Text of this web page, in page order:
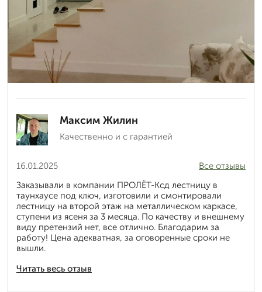
Максим Жилин
Качественно и с гарантией
16.01.2025
Читать весь отзыв
Все отзывы
Заказывали в компании ПРОЛЁТ-Ксд лестницу в
таунхаусе под ключ, изготовили и смонтировали
лестницу на второй этаж на металлическом каркасе,
ступени из ясеня за 3 месяца. По качеству и внешнему
виду претензий нет, все отлично. Благодарим за
работу! Цена адекватная, за оговоренные сроки не
вышли.